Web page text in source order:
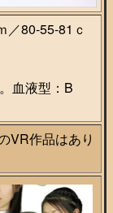
／80-55-81ｃ
血液型：B
VR作品はあり